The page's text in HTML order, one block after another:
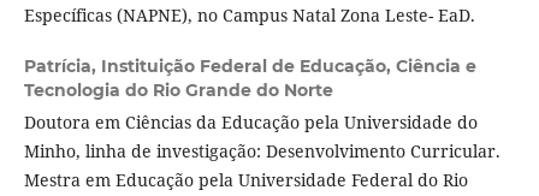
Específicas (NAPNE), no Campus Natal Zona Leste- EaD.
Patrícia, Instituição Federal de Educação, Ciência e
Tecnologia do Rio Grande do Norte
Doutora em Ciências da Educação pela Universidade do
Minho, linha de investigação: Desenvolvimento Curricular.
Mestra em Educação pela Universidade Federal do Rio